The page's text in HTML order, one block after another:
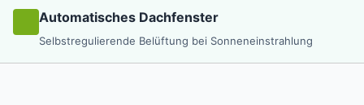
Automatisches Dachfenster
Selbstregulierende Belüftung bei Sonneneinstrahlung